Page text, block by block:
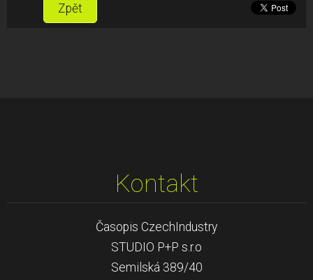
Zpět
Kontakt
Časopis CzechIndustry
STUDIO P+P s.r.o
Semilská 389/40